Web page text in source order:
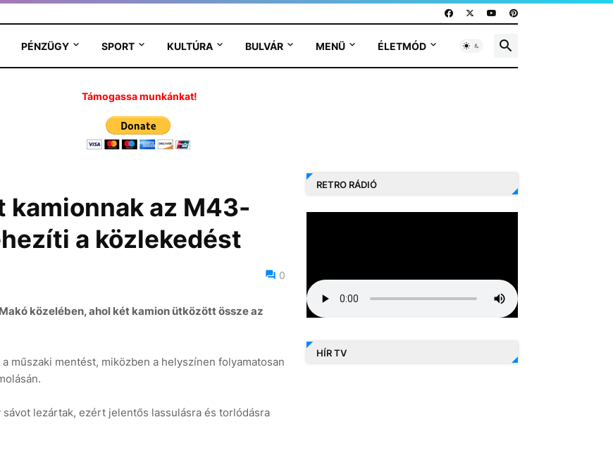
PÉNZÜGY SPORT KULTÚRA BULVÁR MENÜ ÉLETMÓD
Támogassa munkánkat!
kamionnak az M43-
a közlekedést
0
közelében, ahol két kamion ütközött össze az
műszaki mentést, miközben a helyszínen folyamatosan
lezártak, ezért jelentős lassulásra és torlódásra
RETRO RÁDIÓ
HÍR TV